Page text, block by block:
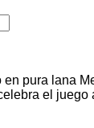
en pura lana
el